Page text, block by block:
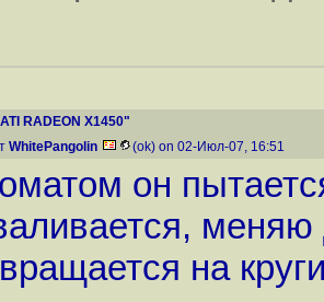
RADEON X1450"
WhitePangolin (ok) on 02-Июл-07, 16:51
он
меняю
на